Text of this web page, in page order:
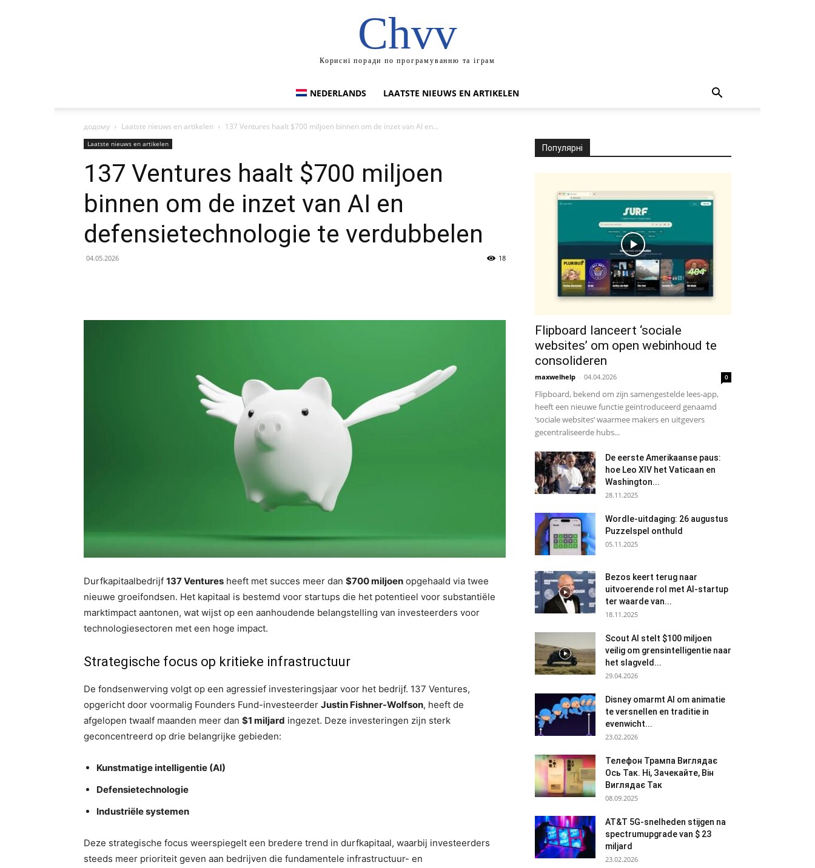
Chvv
Корисні поради по програмуванню та іграм
NEDERLANDS LAATSTE NIEUWS EN ARTIKELEN
додому Laatste nieuws en artikelen 137 Ventures haalt $700 miljoen binnen om de inzet van AI en...
Laatste nieuws en artikelen
137 Ventures haalt $700 miljoen
binnen om de inzet van AI en
defensietechnologie te verdubbelen
04.05.2026 18
Durfkapitaalbedrijf 137 Ventures heeft met succes meer dan $700 miljoen opgehaald via twee
nieuwe groeifondsen. Het kapitaal is bestemd voor startups die het potentieel voor substantiële
marktimpact aantonen, wat wijst op een aanhoudende belangstelling van investeerders voor
technologiesectoren met een hoge impact.
Strategische focus op kritieke infrastructuur
De fondsenwerving volgt op een agressief investeringsjaar voor het bedrijf. 137 Ventures,
opgericht door voormalig Founders Fund-investeerder Justin Fishner-Wolfson, heeft de
afgelopen twaalf maanden meer dan $1 miljard ingezet. Deze investeringen zijn sterk
geconcentreerd op drie belangrijke gebieden:
Kunstmatige intelligentie (AI)
Defensietechnologie
Industriële systemen
Deze strategische focus weerspiegelt een bredere trend in durfkapitaal, waarbij investeerders
steeds meer prioriteit geven aan bedrijven die fundamentele infrastructuur- en
Популярні
Flipboard lanceert ‘sociale
websites’ om open webinhoud te
consolideren
maxwelhelp - 04.04.2026 0
Flipboard, bekend om zijn samengestelde lees-app,
heeft een nieuwe functie geïntroduceerd genaamd
‘sociale websites’ waarmee makers en uitgevers
gecentraliseerde hubs...
De eerste Amerikaanse paus:
hoe Leo XIV het Vaticaan en
Washington...
28.11.2025
Wordle-uitdaging: 26 augustus
Puzzelspel onthuld
05.11.2025
Bezos keert terug naar
uitvoerende rol met AI-startup
ter waarde van...
18.11.2025
Scout AI stelt $100 miljoen
veilig om grensintelligentie naar
het slagveld...
29.04.2026
Disney omarmt AI om animatie
te versnellen en traditie in
evenwicht...
23.02.2026
Телефон Трампа Виглядає
Ось Так. Ні, Зачекайте, Він
Виглядає Так
08.09.2025
AT&T 5G-snelheden stijgen na
spectrumupgrade van $ 23
miljard
23.02.2026